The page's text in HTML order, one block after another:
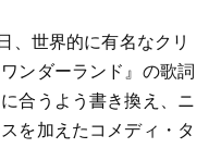
、世界的に有名なクリ
ンダーランド』の歌詞
合うよう書き換え、ニ
を加えたコメディ・タ